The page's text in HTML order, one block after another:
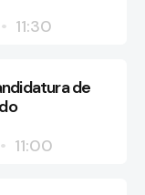
11:30
de
11:00